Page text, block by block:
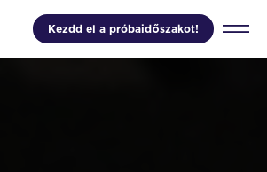
Kezdd el a próbaidőszakot!